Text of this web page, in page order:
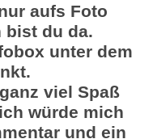
aufs Foto
bist du da.
unter dem
viel Spaß
würde mich
und ein